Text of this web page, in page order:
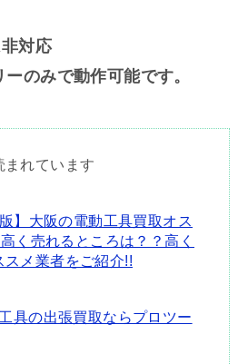
対応
のみで動作可能です。
まれています
】大阪の電動工具買取オス
く売れるところは？？高く
メ業者をご紹介!!
具の出張買取ならプロツー